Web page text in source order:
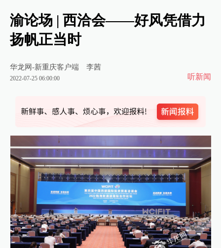
渝论场 | 西洽会——好风凭借力
扬帆正当时
华龙网-新重庆客户端 李茜
2022-07-25 06:00:00 听新闻